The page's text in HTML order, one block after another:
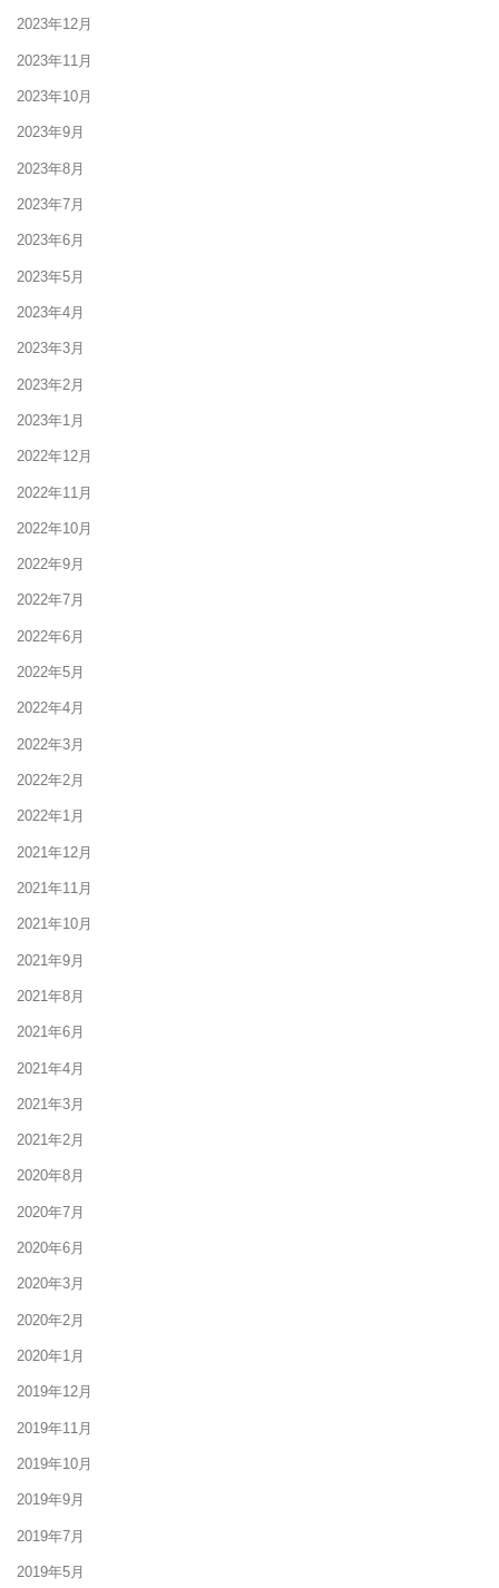
2023年12月
2023年11月
2023年10月
2023年9月
2023年8月
2023年7月
2023年6月
2023年5月
2023年4月
2023年3月
2023年2月
2023年1月
2022年12月
2022年11月
2022年10月
2022年9月
2022年7月
2022年6月
2022年5月
2022年4月
2022年3月
2022年2月
2022年1月
2021年12月
2021年11月
2021年10月
2021年9月
2021年8月
2021年6月
2021年4月
2021年3月
2021年2月
2020年8月
2020年7月
2020年6月
2020年3月
2020年2月
2020年1月
2019年12月
2019年11月
2019年10月
2019年9月
2019年7月
2019年5月